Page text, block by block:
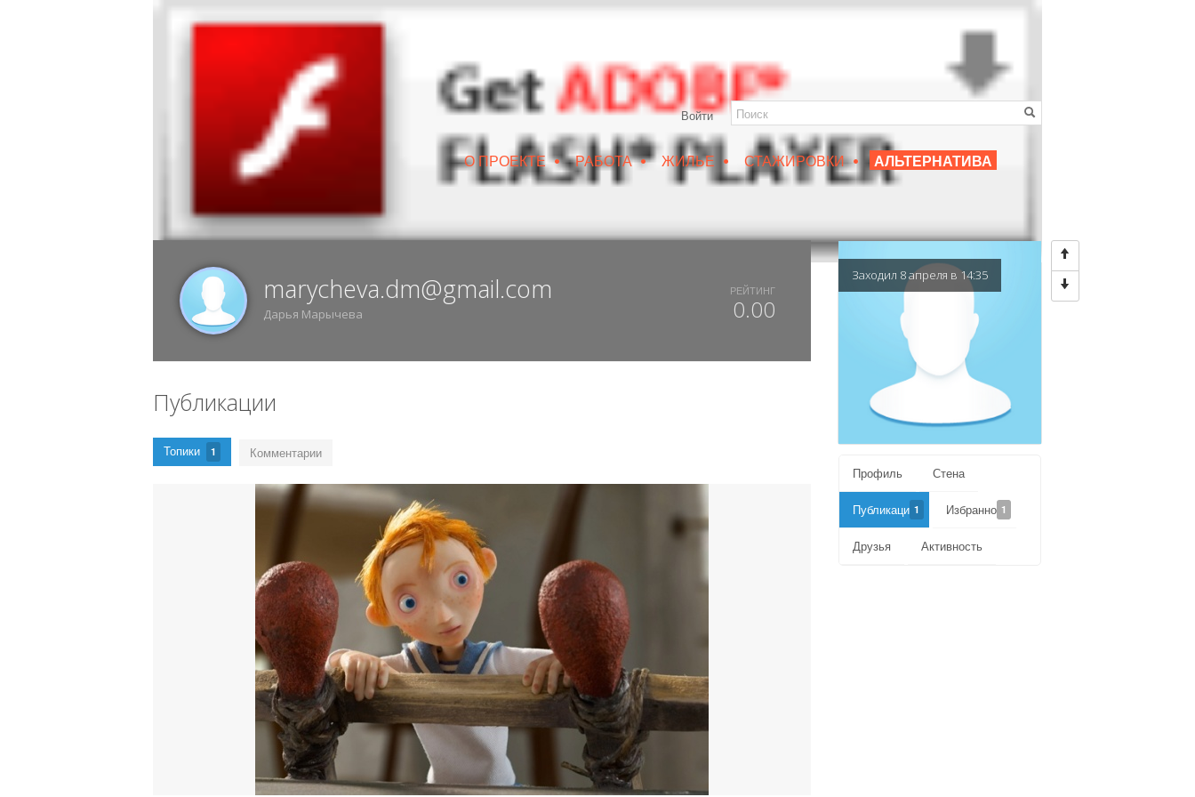
6 АВГУСТА, ЧЕТВЕРГ, 05:51, ВОРОНЕЖ Войти
О ПРОЕКТЕ • РАБОТА • ЖИЛЬЕ • СТАЖИРОВКИ • АЛЬТЕРНАТИВА
ИЗРУИН/IZRUIN | ВЕСНА 2019 | DUX 20-19 ДОСТУПНЫЙ ВОРОНЕЖ | ЛЮБИМЫЙ ПРЕПОДАВАТЕЛЬ
marycheva.dm@gmail.com
Дарья Марычева
РЕЙТИНГ
0.00
Публикации
Топики 1 Комментарии
Заходил 8 апреля в 14:35
Профиль Стена
Публикации1 Избранное1
Друзья Активность